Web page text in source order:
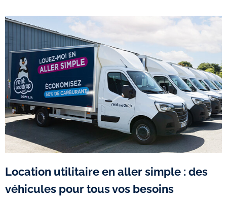
Location utilitaire en aller simple : des
véhicules pour tous vos besoins